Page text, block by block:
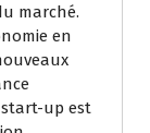
marché.
en
start-up est